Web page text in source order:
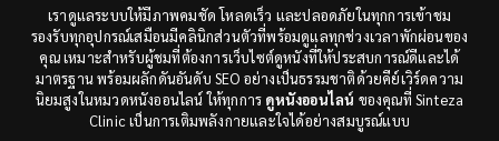
Documentary สารคดี(3)
Documentary สารคดี(12)
Drama ดราม่า(29)
เราดูแลระบบให้มีภาพคมชัด โหลดเร็ว และปลอดภัยในทุกการเข้าชม
รองรับทุกอุปกรณ์เสมือนมีคลินิกส่วนตัวที่พร้อมดูแลทุกช่วงเวลาพักผ่อนของ
คุณ เหมาะสำหรับผู้ชมที่ต้องการเว็บไซต์ดูหนังที่ให้ประสบการณ์ดีและได้
มาตรฐาน พร้อมผลักดันอันดับ SEO อย่างเป็นธรรมชาติด้วยคีย์เวิร์ดความ
นิยมสูงในหมวดหนังออนไลน์ ให้ทุกการ ดูหนังออนไลน์ ของคุณที่ Sinteza
Clinic เป็นการเติมพลังกายและใจได้อย่างสมบูรณ์แบบ